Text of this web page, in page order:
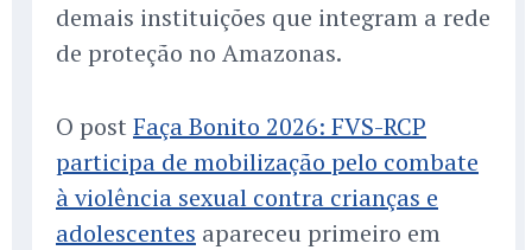
demais instituições que integram a rede
de proteção no Amazonas.
O post Faça Bonito 2026: FVS-RCP
participa de mobilização pelo combate
à violência sexual contra crianças e
adolescentes apareceu primeiro em